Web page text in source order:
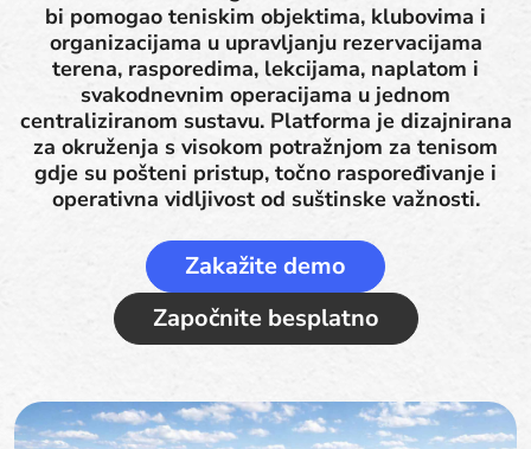
bi pomogao teniskim objektima, klubovima i
organizacijama u upravljanju rezervacijama
terena, rasporedima, lekcijama, naplatom i
svakodnevnim operacijama u jednom
centraliziranom sustavu. Platforma je dizajnirana
za okruženja s visokom potražnjom za tenisom
gdje su pošteni pristup, točno raspoređivanje i
operativna vidljivost od suštinske važnosti.
Zakažite demo
Započnite besplatno